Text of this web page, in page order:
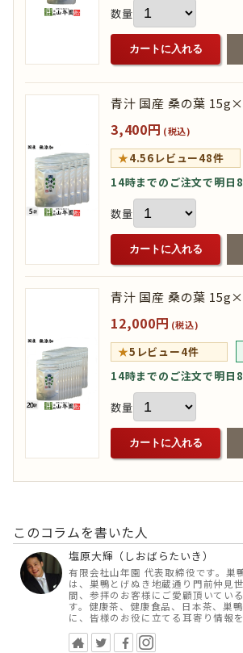
数量
カートに入れる
青汁 国産 桑の葉
3,400円 (税込)
★4.56 レビュー48件
14時までのご注文で明日
数量
カートに入れる
青汁 国産 桑の葉
12,000円 (税込)
★5 レビュー4件
14時までのご注文で明日
数量
カートに入れる
このコラムを書いた人
塩原大輝（しおばらたいき）
有限会社山年園 代表取締役です。巣
は、巣鴨とげぬき地蔵通り門前仲見
間、参拝のお客様にご愛顧頂いてい
す。健康茶、健康食品、日本茶、巣
に、皆様のお役に立てる耳寄り情報